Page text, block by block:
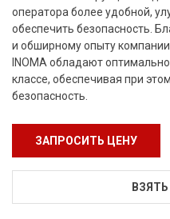
оператора более удобной,
обеспечить безопасность.
и обширному опыту
INOMA обладают
классе, обеспечивая при
безопасность.
ЗАПРОСИТЬ ЦЕНУ